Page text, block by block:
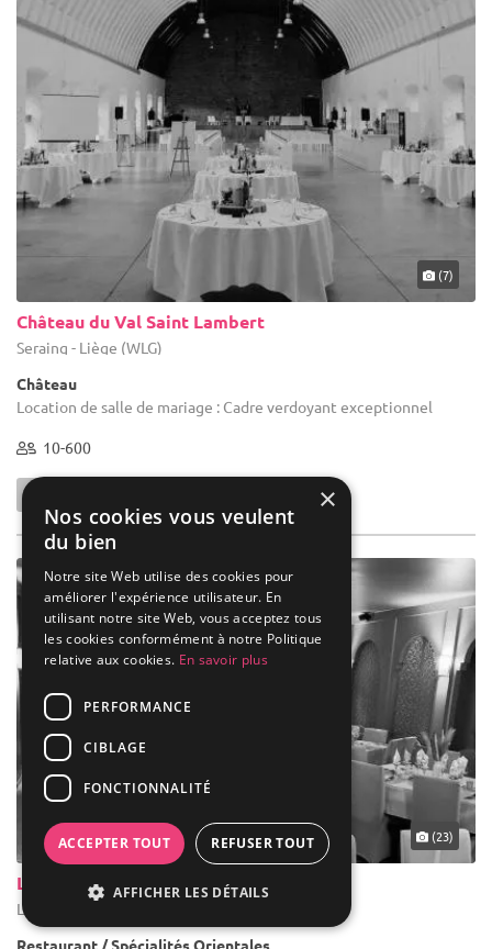
(7)
Château du Val Saint Lambert
Seraing - Liège (WLG)
Château
Location de salle de mariage : Cadre verdoyant exceptionnel
10-600
(23)
Le Numidie
Liège - Liège (WLG)
Restaurant / Spécialités Orientales
×
Nos cookies vous veulent
du bien
Notre site Web utilise des cookies pour
améliorer l'expérience utilisateur. En
utilisant notre site Web, vous acceptez tous
les cookies conformément à notre Politique
relative aux cookies. En savoir plus
PERFORMANCE
CIBLAGE
FONCTIONNALITÉ
ACCEPTER TOUT REFUSER TOUT
AFFICHER LES DÉTAILS